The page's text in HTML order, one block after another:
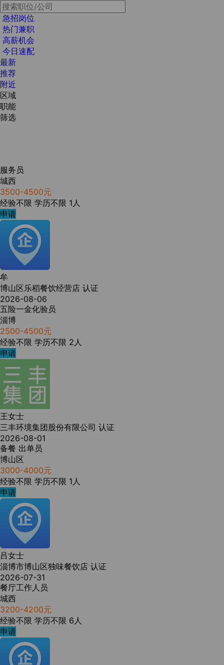
急招岗位
热门兼职
高薪机会
今日速配
最新
推荐
附近
区域
职能
筛选
服务员
城西
3500-4500元
经验不限 学历不限 1人
申请
牟
博山区乐稻餐饮经营店 认证
2026-08-06
五险一金化验员
淄博
2500-4500元
经验不限 学历不限 2人
申请
王女士
三丰环境集团股份有限公司 认证
2026-08-01
备餐 出单员
博山区
3000-4000元
经验不限 学历不限 1人
申请
吕女士
淄博市博山区独味餐饮店 认证
2026-07-31
餐厅工作人员
城西
3200-4200元
经验不限 学历不限 6人
申请